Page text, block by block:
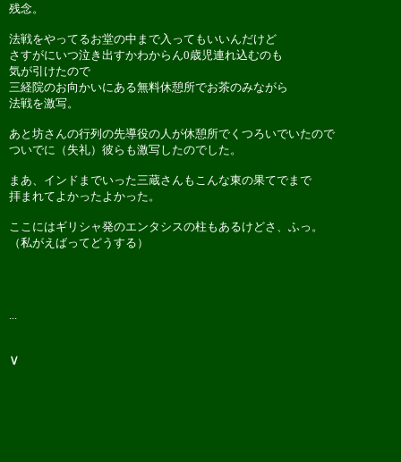
残念。
法戦をやってるお堂の中まで入ってもいいんだけど
さすがにいつ泣き出すかわからん0歳児連れ込むのも
気が引けたので
三経院のお向かいにある無料休憩所でお茶のみながら
法戦を激写。
あと坊さんの行列の先導役の人が休憩所でくつろいでいたので
ついでに（失礼）彼らも激写したのでした。
まあ、インドまでいった三蔵さんもこんな東の果てでまで
拝まれてよかったよかった。
ここにはギリシャ発のエンタシスの柱もあるけどさ、ふっ。
（私がえばってどうする）
...
∨